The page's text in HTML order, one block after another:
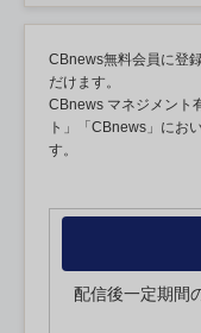
CBnews無料会員に登
だけます。
CBnews マネジメント
ト」「CBnews」にお
す。
配信後一定期間